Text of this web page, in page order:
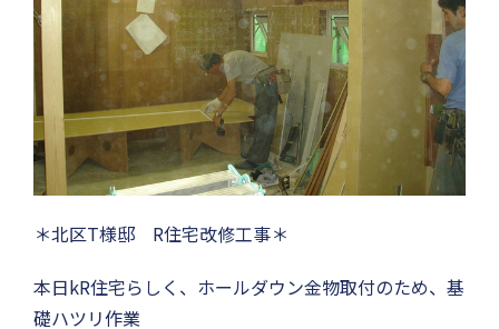
＊北区T様邸 R住宅改修工事＊
本日kR住宅らしく、ホールダウン金物取付のため、基
礎ハツリ作業